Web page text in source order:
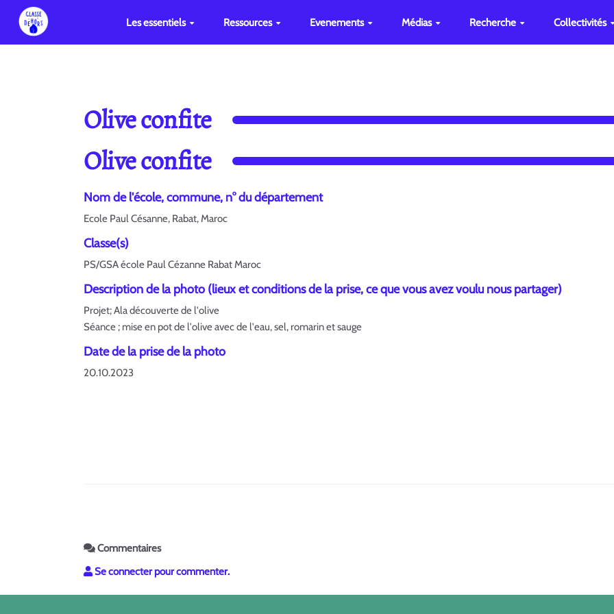
Les essentiels Ressources Evenements Médias Recherche Collectivités
Olive confite
Olive confite
Nom de l'école, commune, n° du département
Ecole Paul Césanne, Rabat, Maroc
Classe(s)
PS/GSA école Paul Cézanne Rabat Maroc
Description de la photo (lieux et conditions de la prise, ce que vous avez voulu nous partager)
Projet; Ala découverte de l'olive
Séance ; mise en pot de l'olive avec de l'eau, sel, romarin et sauge
Date de la prise de la photo
20.10.2023
Commentaires
Se connecter pour commenter.